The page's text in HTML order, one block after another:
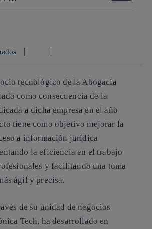
tecnológico de la Abogacía
como consecuencia de la
a dicha empresa en el año
tiene como objetivo mejorar la
a información jurídica
la eficiencia en el trabajo
y facilitando una toma
ágil y precisa.
de su unidad de negocios
Tech, ha desarrollado en